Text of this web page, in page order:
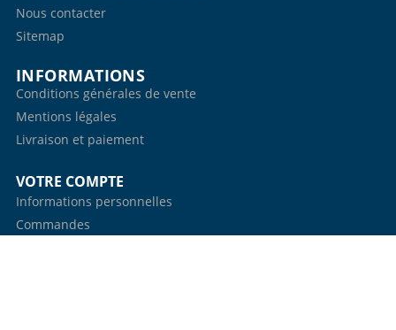
Nous contacter
Sitemap
INFORMATIONS
Conditions générales de vente
Mentions légales
Livraison et paiement
VOTRE COMPTE
Informations personnelles
Commandes